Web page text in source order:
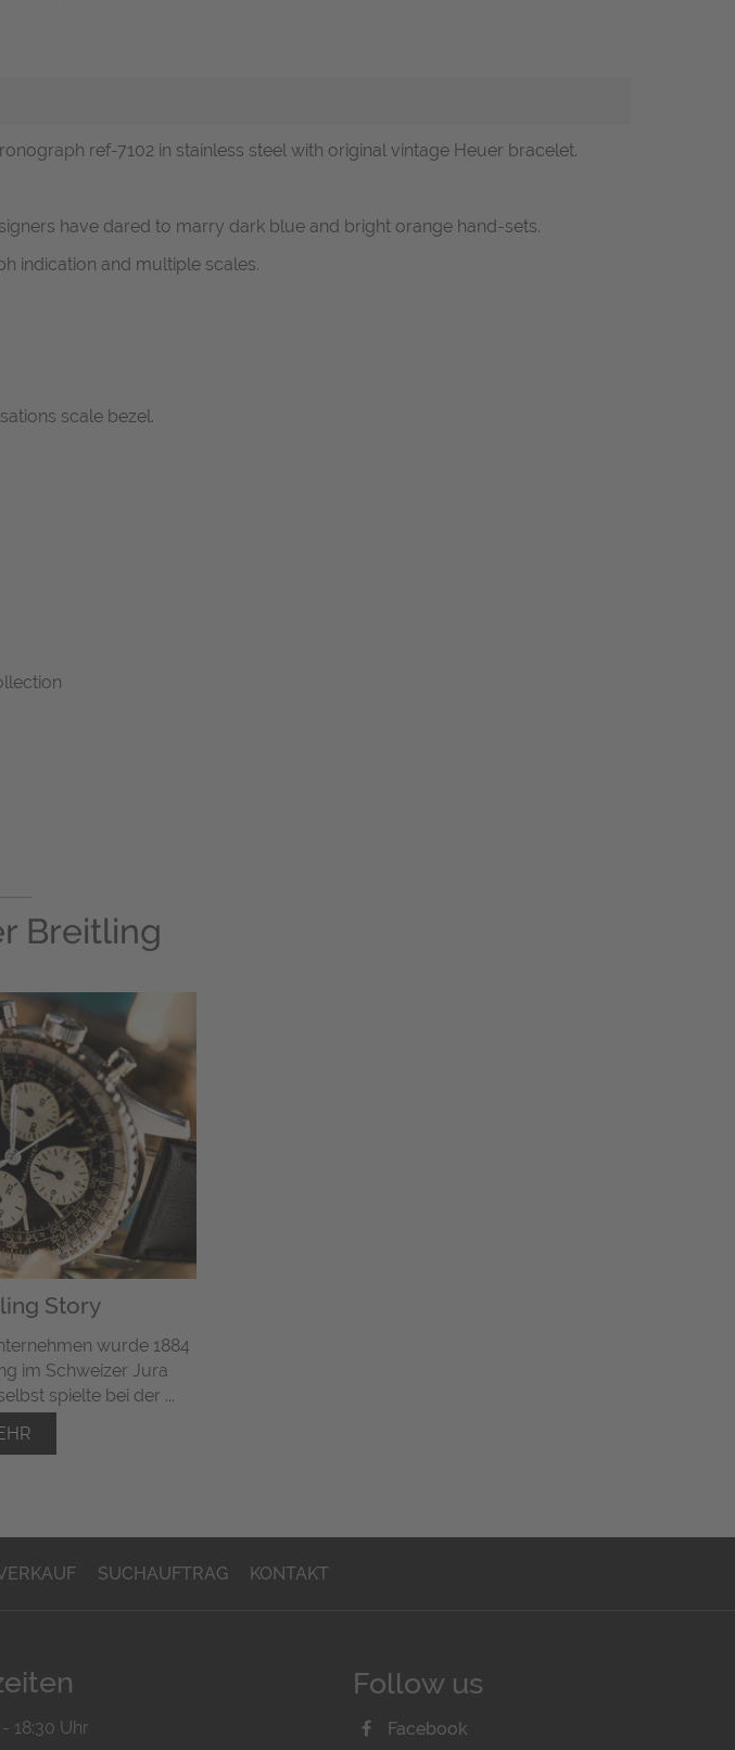
ref-7102 in stainless steel with original vintage Heuer bracelet.
have dared to marry dark blue and bright orange hand-sets.
indication and multiple scales.
scale bezel.
Breitling
Story
wurde 1884
im Schweizer Jura
spielte bei der ...
SUCHAUFTRAG KONTAKT
18:30 Uhr
Follow us
Facebook